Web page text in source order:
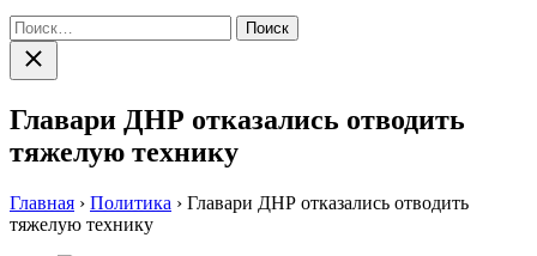
Найти:
Закрыть
поиск
Главари ДНР отказались отводить
тяжелую технику
Главная › Политика › Главари ДНР отказались отводить
тяжелую технику